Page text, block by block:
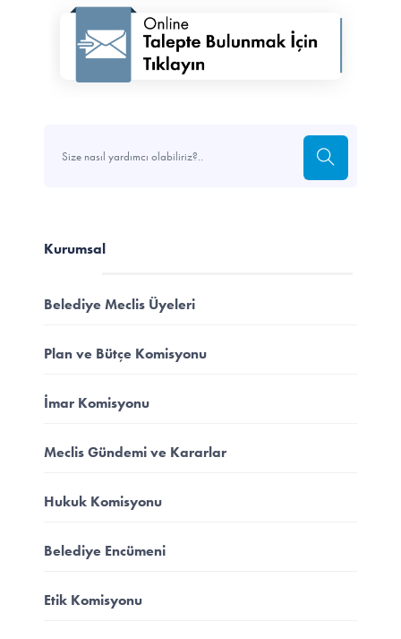
Kurumsal
Belediye Meclis Üyeleri
Plan ve Bütçe Komisyonu
İmar Komisyonu
Meclis Gündemi ve Kararlar
Hukuk Komisyonu
Belediye Encümeni
Etik Komisyonu